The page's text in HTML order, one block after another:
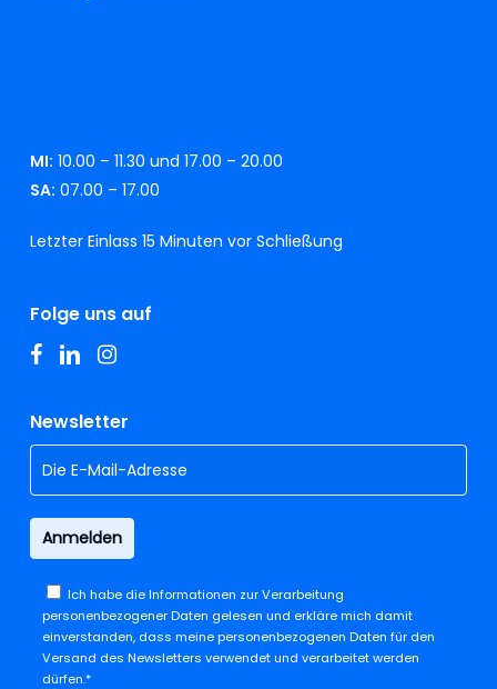
MI: 10.00 – 11.30 und 17.00 – 20.00
SA: 07.00 – 17.00
Letzter Einlass 15 Minuten vor Schließung
Folge uns auf
facebook
linkedininstagram
Newsletter
Ich habe dieInformationen zur Verarbeitung
personenbezogener Daten gelesen und erkläre mich damit
einverstanden, dass meine personenbezogenen Daten für den
Versand des Newsletters verwendet und verarbeitet werden
dürfen.*